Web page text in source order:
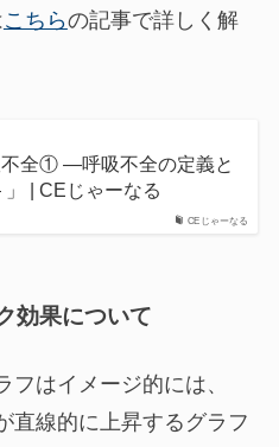
こちらの記事で詳しく解
CEじゃーなる
不全① ―呼吸不全の定義と
| CEじゃーなる
効果について
フはイメージ的には、
直線的に上昇するグラフ